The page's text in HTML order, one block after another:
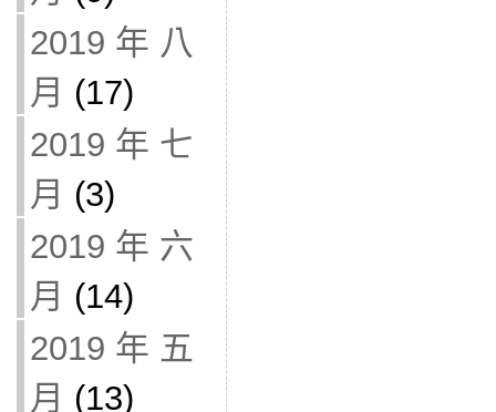
2019 年 八
月 (17)
2019 年 七
月 (3)
2019 年 六
月 (14)
2019 年 五
月 (13)